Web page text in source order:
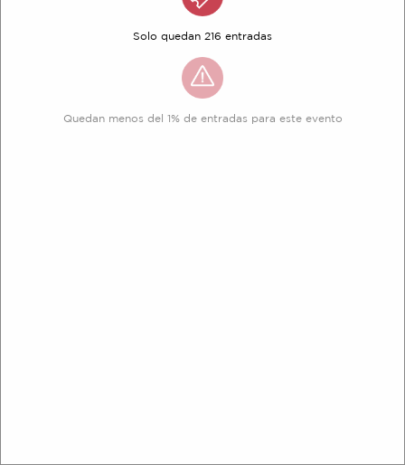
Solo quedan 216 entradas
Quedan menos del 1% de entradas para este evento